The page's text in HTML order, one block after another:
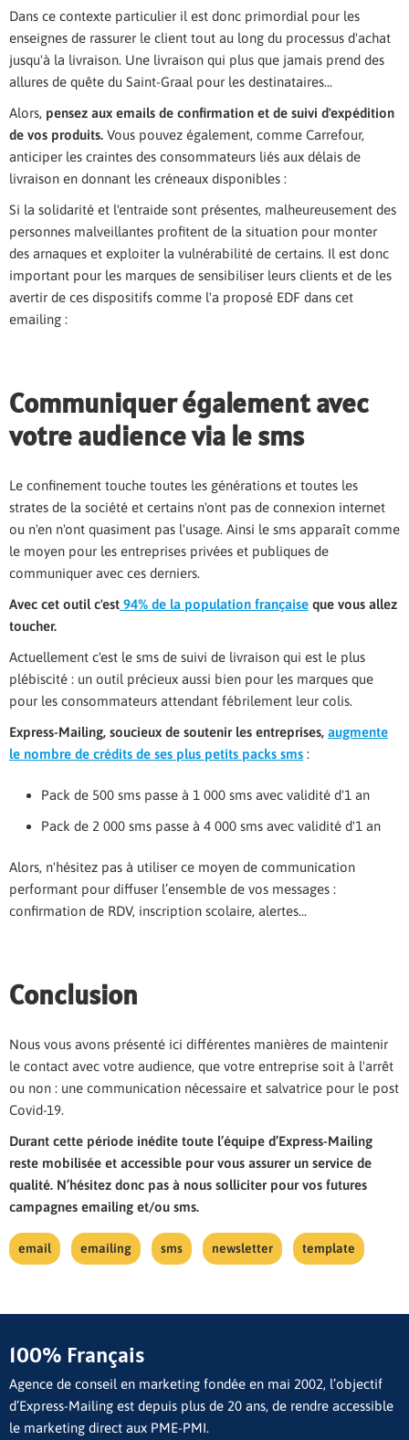
Dans ce contexte particulier il est donc primordial pour les
enseignes de rassurer le client tout au long du processus d'achat
jusqu'à la livraison. Une livraison qui plus que jamais prend des
allures de quête du Saint-Graal pour les destinataires...
Alors, pensez aux emails de confirmation et de suivi d'expédition
de vos produits. Vous pouvez également, comme Carrefour,
anticiper les craintes des consommateurs liés aux délais de
livraison en donnant les créneaux disponibles :
Si la solidarité et l'entraide sont présentes, malheureusement des
personnes malveillantes profitent de la situation pour monter
des arnaques et exploiter la vulnérabilité de certains. Il est donc
important pour les marques de sensibiliser leurs clients et de les
avertir de ces dispositifs comme l'a proposé EDF dans cet
emailing :
Communiquer également avec
votre audience via le sms
Le confinement touche toutes les générations et toutes les
strates de la société et certains n'ont pas de connexion internet
ou n'en n'ont quasiment pas l'usage. Ainsi le sms apparaît comme
le moyen pour les entreprises privées et publiques de
communiquer avec ces derniers.
Avec cet outil c'est 94% de la population française que vous allez
toucher.
Actuellement c'est le sms de suivi de livraison qui est le plus
plébiscité : un outil précieux aussi bien pour les marques que
pour les consommateurs attendant fébrilement leur colis.
Express-Mailing, soucieux de soutenir les entreprises, augmente
le nombre de crédits de ses plus petits packs sms :
Pack de 500 sms passe à 1 000 sms avec validité d'1 an
Pack de 2 000 sms passe à 4 000 sms avec validité d'1 an
Alors, n'hésitez pas à utiliser ce moyen de communication
performant pour diffuser l’ensemble de vos messages :
confirmation de RDV, inscription scolaire, alertes...
Conclusion
Nous vous avons présenté ici différentes manières de maintenir
le contact avec votre audience, que votre entreprise soit à l'arrêt
ou non : une communication nécessaire et salvatrice pour le post
Covid-19.
Durant cette période inédite toute l’équipe d’Express-Mailing
reste mobilisée et accessible pour vous assurer un service de
qualité. N’hésitez donc pas à nous solliciter pour vos futures
campagnes emailing et/ou sms.
email emailing sms newsletter template
100% Français
Agence de conseil en marketing fondée en mai 2002, l’objectif
d’Express-Mailing est depuis plus de 20 ans, de rendre accessible
le marketing direct aux PME-PMI.